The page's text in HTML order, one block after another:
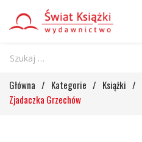
Główna / Kategorie / Książki /
Zjadaczka Grzechów